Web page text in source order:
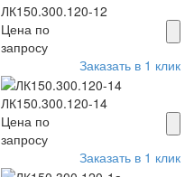
ЛК150.300.120-12
Цена по
запросу
Заказать в 1 клик
ЛК150.300.120-14
Цена по
запросу
Заказать в 1 клик